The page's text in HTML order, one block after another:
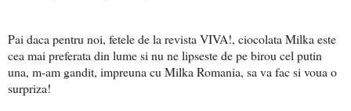
Pai daca pentru noi, fetele de la revista VIVA!, ciocolata Milka este
cea mai preferata din lume si nu ne lipseste de pe birou cel putin
una, m-am gandit, impreuna cu Milka Romania, sa va fac si voua o
surpriza!